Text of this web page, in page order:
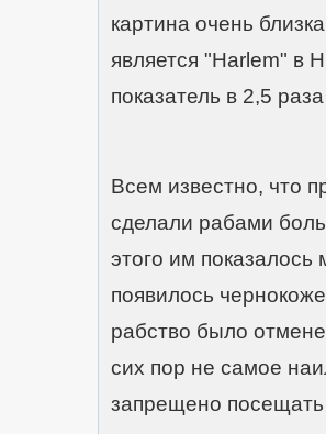
картина очень
является "Harlem" в
показатель в 2,5
Всем известно, что
сделали рабами
этого им
появилось
рабство было
сих пор не самое
запрещено